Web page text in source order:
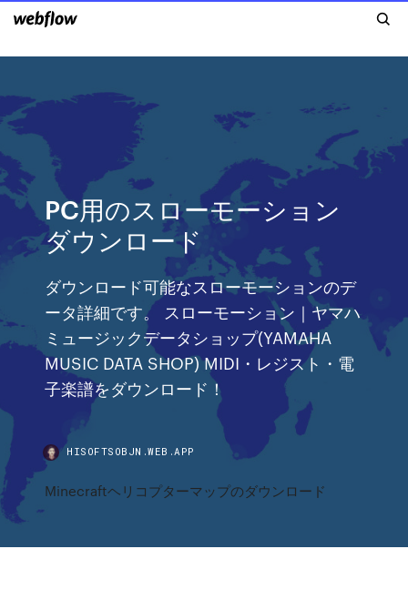
PC用のスローモーション
ダウンロード
ダウンロード可能なスローモーションのデ
ータ詳細です。 スローモーション｜ヤマハ
ミュージックデータショップ(YAMAHA
MUSIC DATA SHOP) MIDI・レジスト・電
子楽譜をダウンロード！
HISOFTSOBJN.WEB.APP
Minecraftヘリコプターマップのダウンロード